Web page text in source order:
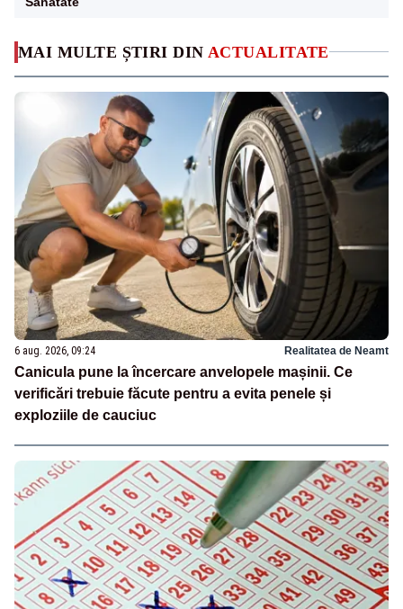
MAI MULTE ȘTIRI DIN ACTUALITATE
6 aug. 2026, 09:24 Realitatea de Neamt
Canicula pune la încercare anvelopele mașinii. Ce
verificări trebuie făcute pentru a evita penele și
exploziile de cauciuc